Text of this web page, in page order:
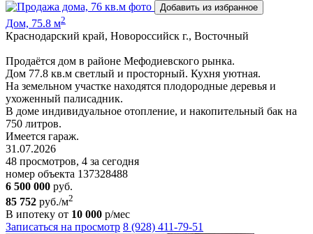
Добавить из избранное
Дом, 75.8 м2
Краснодарский край, Новороссийск г., Восточный
Продаётся дом в районе Мефодиевского рынка.
Дом 77.8 кв.м светлый и просторный. Кухня уютная.
На земельном участке находятся плодородные деревья и
ухоженный палисадник.
В доме индивидуальное отопление, и накопительный бак на
750 литров.
Имеется гараж.
31.07.2026
48 просмотров, 4 за сегодня
номер объекта 137328488
6 500 000 руб.
85 752 руб./м2
В ипотеку от 10 000 р/мес
Записаться на просмотр 8 (928) 411-79-51